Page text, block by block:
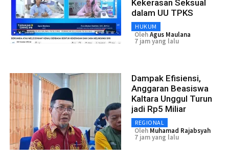
Kekerasan Seksual
dalam UU TPKS
HUKUM
OlehAgus Maulana
7 jam yang lalu
Dampak Efisiensi,
Anggaran Beasiswa
Kaltara Unggul Turun
jadi Rp5 Miliar
REGIONAL
Oleh Muhamad Rajabsyah
7 jam yang lalu